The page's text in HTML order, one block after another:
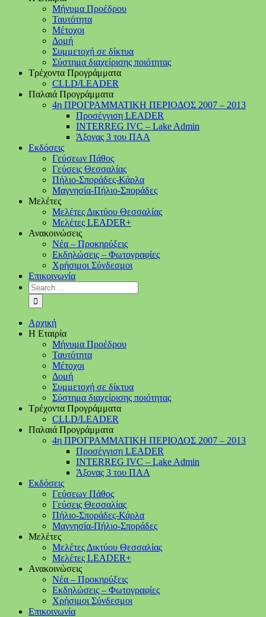
Μήνυμα Προέδρου
Ταυτότητα
Μέτοχοι
Δομή
Συμμετοχή σε δίκτυα
Σύστημα διαχείρισης ποιότητας
Τρέχοντα Προγράμματα
CLLD/LEADER
Παλαιά Προγράμματα
4η ΠΡΟΓΡΑΜΜΑΤΙΚΗ ΠΕΡΙΟΔΟΣ 2007 – 2013
Προσέγγιση LEADER
INTERREG IVC – Lake Admin
Άξονας 3 του ΠΑΑ
Εκδόσεις
Γεύσεων Πάθος
Γεύσεις Θεσσαλίας
Πήλιο-Σποράδες-Κάρλα
Μαγνησία-Πήλιο-Σποράδες
Μελέτες
Μελέτες Δικτύου Θεσσαλίας
Μελέτες LEADER+
Ανακοινώσεις
Νέα – Προκηρύξεις
Εκδηλώσεις – Φωτογραφίες
Χρήσιμοι Σύνδεσμοι
Επικοινωνία
Αρχική
Η Εταιρία
Μήνυμα Προέδρου
Ταυτότητα
Μέτοχοι
Δομή
Συμμετοχή σε δίκτυα
Σύστημα διαχείρισης ποιότητας
Τρέχοντα Προγράμματα
CLLD/LEADER
Παλαιά Προγράμματα
4η ΠΡΟΓΡΑΜΜΑΤΙΚΗ ΠΕΡΙΟΔΟΣ 2007 – 2013
Προσέγγιση LEADER
INTERREG IVC – Lake Admin
Άξονας 3 του ΠΑΑ
Εκδόσεις
Γεύσεων Πάθος
Γεύσεις Θεσσαλίας
Πήλιο-Σποράδες-Κάρλα
Μαγνησία-Πήλιο-Σποράδες
Μελέτες
Μελέτες Δικτύου Θεσσαλίας
Μελέτες LEADER+
Ανακοινώσεις
Νέα – Προκηρύξεις
Εκδηλώσεις – Φωτογραφίες
Χρήσιμοι Σύνδεσμοι
Επικοινωνία